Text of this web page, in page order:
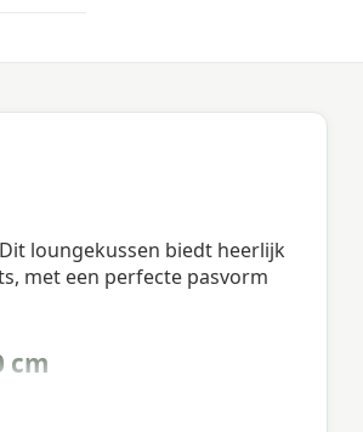
loungekussen biedt heerlijk
met een perfecte pasvorm
cm